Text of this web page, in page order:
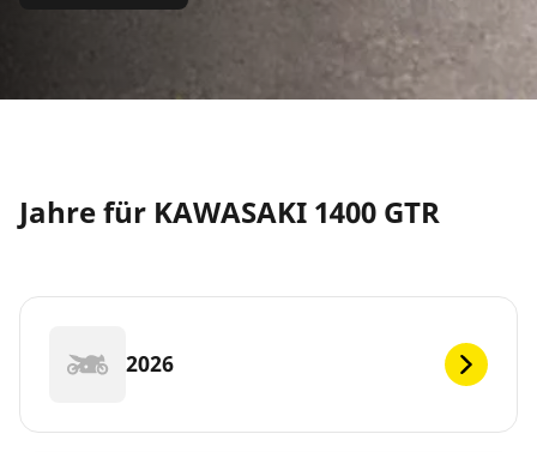
Jahre für KAWASAKI 1400 GTR
2026